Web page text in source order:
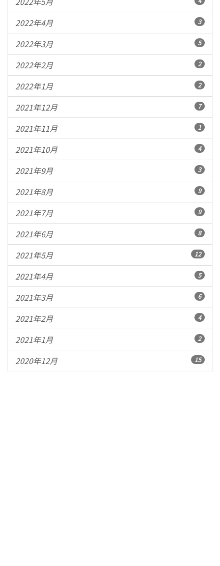
2022年4月 3
2022年3月 5
2022年2月 2
2022年1月 2
2021年12月 7
2021年11月 1
2021年10月 4
2021年9月 3
2021年8月 9
2021年7月 9
2021年6月 8
2021年5月 12
2021年4月 5
2021年3月 6
2021年2月 4
2021年1月 2
2020年12月 15